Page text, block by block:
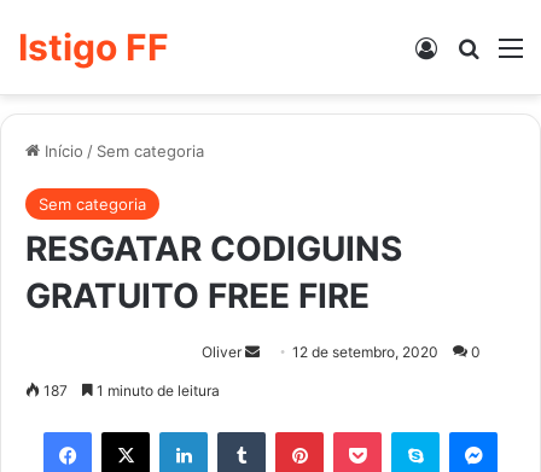
Istigo FF Entrar
Início / Sem categoria
Sem categoria
RESGATAR CODIGUINS
GRATUITO FREE FIRE
Oliver
Mande
mail
12 de setembro, 2020 0
187 1 minuto de leitura
Facebook
X LinkedinTumblr PinterestPocket Skype